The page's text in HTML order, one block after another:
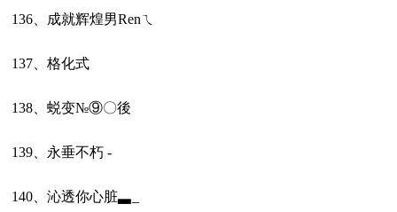
136、成就辉煌男Renㄟ
137、格化式
138、蜕变№⑨〇後
139、永垂不朽 -
140、沁透你心脏▃_